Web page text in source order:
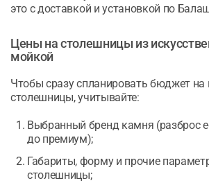
это с доставкой и установкой по
Цены на столешницы из
мойкой
Чтобы сразу спланировать бюджет на
столешницы, учитывайте:
Выбранный бренд камня (разброс
до премиум);
Габариты, форму и прочие
столешницы;